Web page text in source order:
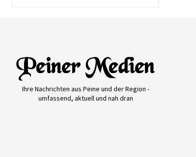
Ihre Nachrichten aus Peine und der Region -
umfassend, aktuell und nah dran